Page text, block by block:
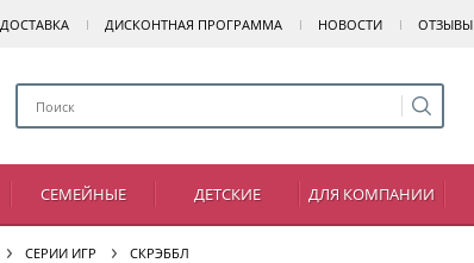
ДОСТАВКА ДИСКОНТНАЯ ПРОГРАММА НОВОСТИ ОТЗЫВЫ
СЕМЕЙНЫЕ ДЕТСКИЕ ДЛЯ КОМПАНИИ
СЕРИИ ИГР СКРЭББЛ